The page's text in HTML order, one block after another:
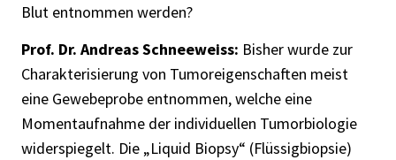
Blut entnommen werden?
Prof. Dr. Andreas Schneeweiss: Bisher wurde zur
Charakterisierung von Tumoreigenschaften meist
eine Gewebeprobe entnommen, welche eine
Momentaufnahme der individuellen Tumorbiologie
widerspiegelt. Die „Liquid Biopsy“ (Flüssigbiopsie)